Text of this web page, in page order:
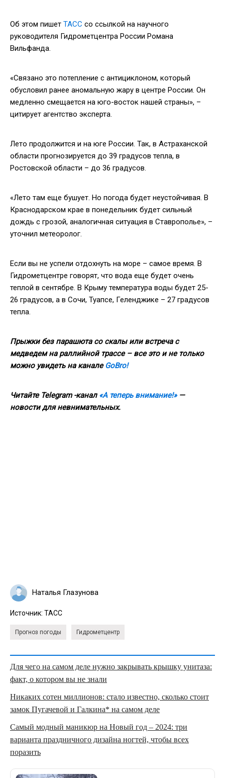
Об этом пишет ТАСС со ссылкой на научного
руководителя Гидрометцентра России Романа
Вильфанда.
«Связано это потепление с антициклоном, который
обусловил ранее аномальную жару в центре России. Он
медленно смещается на юго-восток нашей страны», –
цитирует агентство эксперта.
Лето продолжится и на юге России. Так, в Астраханской
области прогнозируется до 39 градусов тепла, в
Ростовской области – до 36 градусов.
«Лето там еще бушует. Но погода будет неустойчивая. В
Краснодарском крае в понедельник будет сильный
дождь с грозой, аналогичная ситуация в Ставрополье», –
уточнил метеоролог.
Если вы не успели отдохнуть на море – самое время. В
Гидрометцентре говорят, что вода еще будет очень
теплой в сентябре. В Крыму температура воды будет 25-
26 градусов, а в Сочи, Туапсе, Геленджике – 27 градусов
тепла.
Прыжки без парашюта со скалы или встреча с
медведем на раллийной трассе – все это и не только
можно увидеть на канале GoBro!
Читайте Telegram -канал «А теперь внимание!»—
новости для невнимательных.
Наталья Глазунова
Источник: ТАСС
Прогноз погоды Гидрометцентр
Для чего на самом деле нужно закрывать крышку унитаза:
факт, о котором вы не знали
Никаких сотен миллионов: стало известно, сколько стоит
замок Пугачевой и Галкина* на самом деле
Самый модный маникюр на Новый год – 2024: три
варианта праздничного дизайна ногтей, чтобы всех
поразить